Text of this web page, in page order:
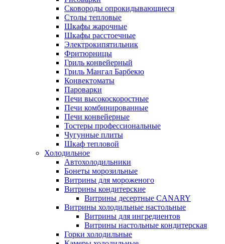
Сковороды опрокидывающиеся
Столы тепловые
Шкафы жарочные
Шкафы расстоечные
Электрокипятильник
Фритюрницы
Гриль конвейерный
Гриль Мангал Барбекю
Конвектоматы
Пароварки
Печи высокоскоростные
Печи комбинированные
Печи конвейерные
Тостеры профессиональные
Чугунные плиты
Шкаф тепловой
Холодильное
Автохолодильники
Бонеты морозильные
Витрины для мороженого
Витрины кондитерские
Витрины десертные CANARY
Витрины холодильные настольные
Витрины для ингредиентов
Витрины настольные кондитерская
Горки холодильные